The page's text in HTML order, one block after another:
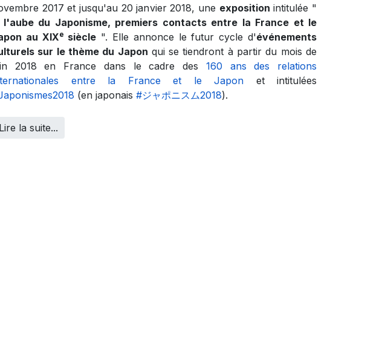
2017 et jusqu'au 20 janvier 2018, une exposition intitulée "
l'aube du Japonisme, premiers contacts entre la France et le
au XIXe siècle ". Elle annonce le futur cycle d'événements
sur le thème du Japon qui se tiendront à partir du mois de
2018 en France dans le cadre des 160 ans des relations
entre la France et le Japon et intitulées
(en japonais #ジャポニスム2018).
Lire la suite...